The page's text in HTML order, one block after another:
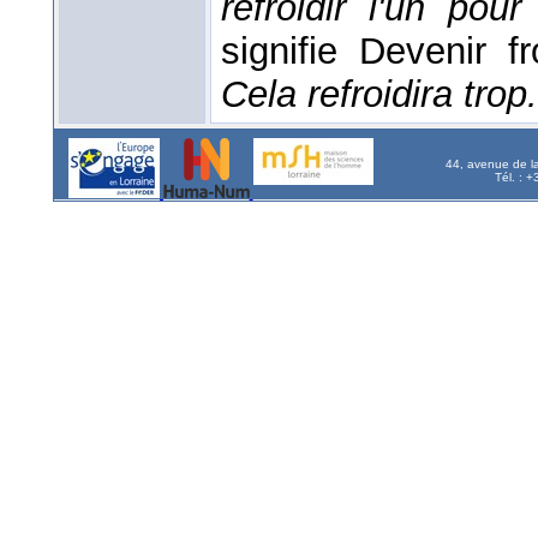
signifie Devenir
Cela refroidira trop.
44, avenue de
Tél. :